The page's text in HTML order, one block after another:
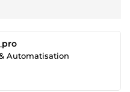
Automatisation